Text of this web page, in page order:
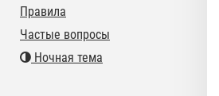
Правила
Частые вопросы
Ночная тема